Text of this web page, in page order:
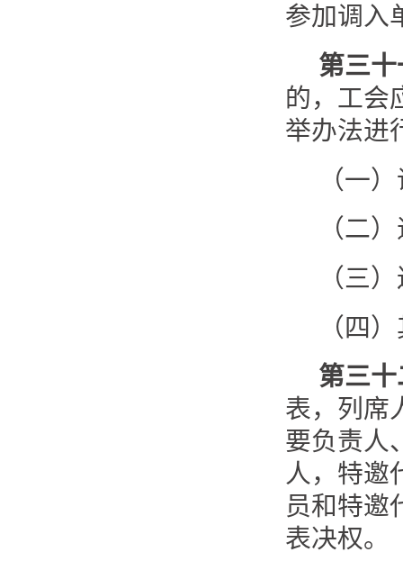
参加调入
第三
的，工会
举办法进
（一
（二
（三
（四
第三
表，列席
要负责人
人，特邀
员和特邀
表决权。